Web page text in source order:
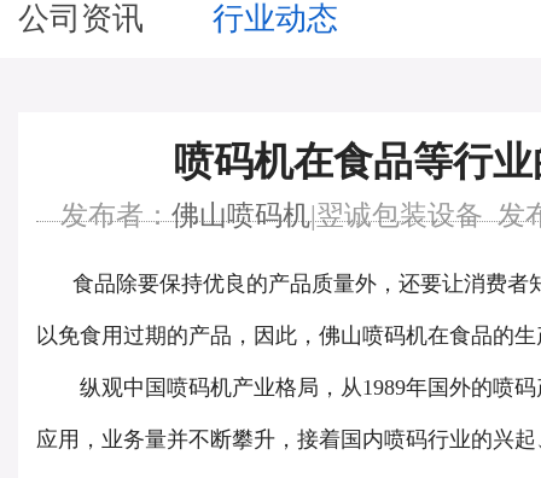
公司资讯 行业动态
喷码机在食品等行
发布者：佛山喷码机|翌诚包装设备 发
食品除要保持优良的产品质量外，还要让消费者
以免食用过期的产品，因此，佛山喷码机在食品的
纵观中国喷码机产业格局，从1989年国外的喷码
应用，业务量并不断攀升，接着国内喷码行业的兴